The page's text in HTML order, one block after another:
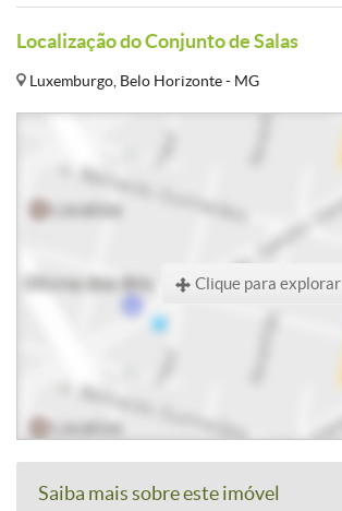
Localização do Conjunto de Salas
Luxemburgo, Belo Horizonte - MG
Clique para explorar
Saiba mais sobre este imóvel